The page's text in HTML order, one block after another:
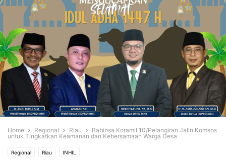
Home Regional Riau
Babinsa Koramil 10/Pelangiran Jalin Komsos
untuk Tingkatkan Keamanan dan Kebersamaan Warga Desa
Regional Riau INHIL